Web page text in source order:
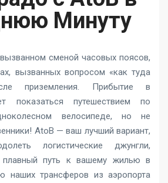
Минуту
сменой часовых поясов,
вызванных вопросом «как туда
приземления. Прибытие в
показаться путешествием по
велосипеде, но не
AtoB — ваш лучший вариант,
логистические джунгли,
путь к вашему жилью в
наших трансферов из аэропорта